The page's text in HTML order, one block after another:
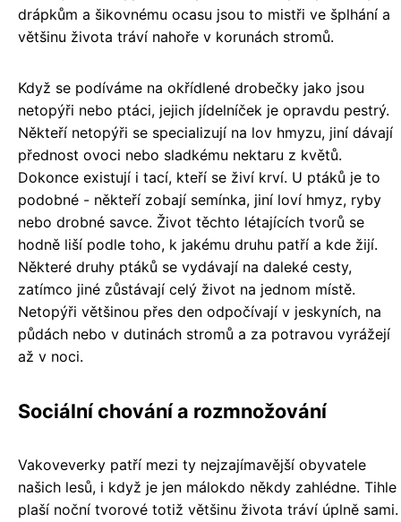
drápkům a šikovnému ocasu jsou to mistři ve šplhání a
většinu života tráví nahoře v korunách stromů.
Když se podíváme na okřídlené drobečky jako jsou
netopýři nebo ptáci, jejich jídelníček je opravdu pestrý.
Někteří netopýři se specializují na lov hmyzu, jiní dávají
přednost ovoci nebo sladkému nektaru z květů.
Dokonce existují i tací, kteří se živí krví. U ptáků je to
podobné - někteří zobají semínka, jiní loví hmyz, ryby
nebo drobné savce. Život těchto létajících tvorů se
hodně liší podle toho, k jakému druhu patří a kde žijí.
Některé druhy ptáků se vydávají na daleké cesty,
zatímco jiné zůstávají celý život na jednom místě.
Netopýři většinou přes den odpočívají v jeskyních, na
půdách nebo v dutinách stromů a za potravou vyrážejí
až v noci.
Sociální chování a rozmnožování
Vakoveverky patří mezi ty nejzajímavější obyvatele
našich lesů, i když je jen málokdo někdy zahlédne. Tihle
plaší noční tvorové totiž většinu života tráví úplně sami.